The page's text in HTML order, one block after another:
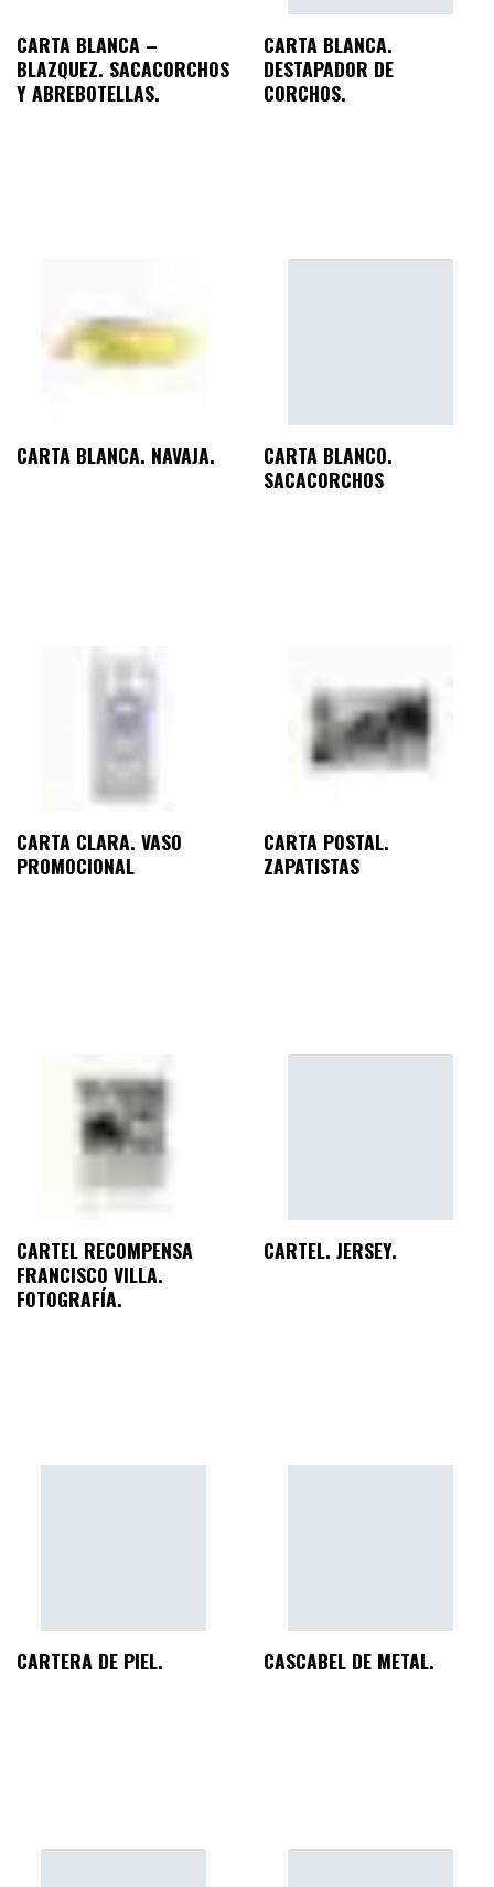
CARTA BLANCA –
BLAZQUEZ. SACACORCHOS
Y ABREBOTELLAS.
CARTA BLANCA.
DESTAPADOR DE
CORCHOS.
CARTA BLANCA. NAVAJA.
CARTA BLANCO.
SACACORCHOS
CARTA CLARA. VASO
PROMOCIONAL
CARTA POSTAL.
ZAPATISTAS
CARTEL RECOMPENSA
FRANCISCO VILLA.
FOTOGRAFÍA.
CARTEL. JERSEY.
CARTERA DE PIEL. CASCABEL DE METAL.